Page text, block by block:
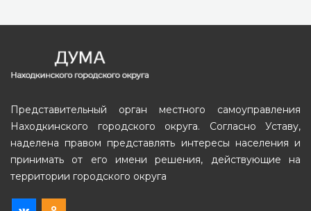
Представительный орган местного самоуправления
Находкинского городского округа. Согласно Уставу,
наделена правом представлять интересы населения и
принимать от его имени решения, действующие на
территории городского округа